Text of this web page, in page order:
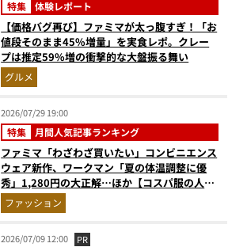
特集 体験レポート
【価格バグ再び】ファミマが太っ腹すぎ！「お
値段そのまま45%増量」を実食レポ。クレー
プは推定59%増の衝撃的な大盤振る舞い
グルメ
2026/07/29 19:00
特集 月間人気記事ランキング
ファミマ「わざわざ買いたい」コンビニエンス
ウェア新作、ワークマン「夏の体温調整に優
秀」1,280円の大正解…ほか【コスパ服の人気
記事ランキングベスト3】（2026年6月版）
ファッション
2026/07/09 12:00 PR